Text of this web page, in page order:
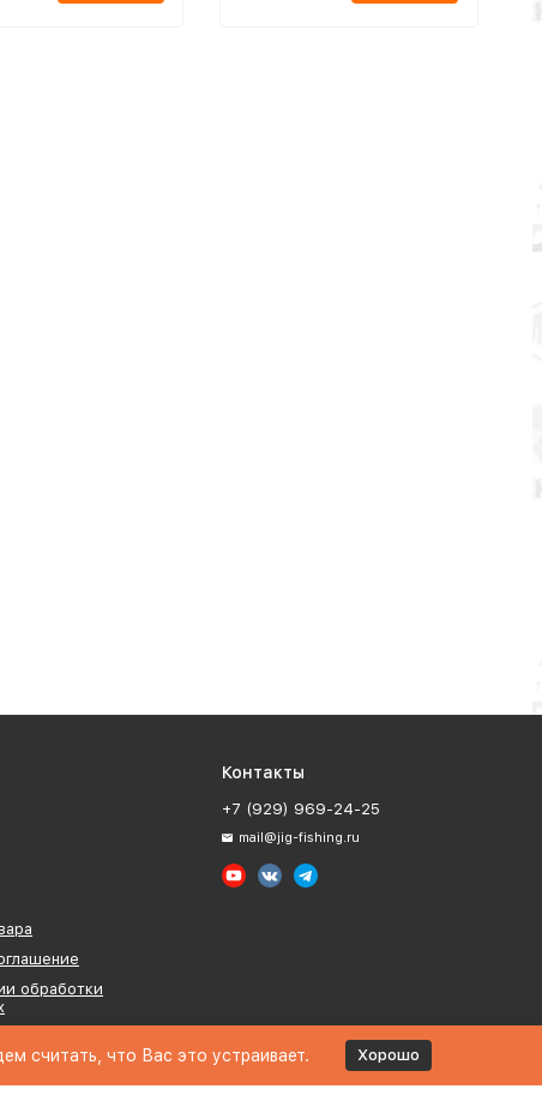
обработки
Контакты
+7 (929) 969-24-25
mail@jig-fishing.ru
считать, что Вас это устраивает. Хорошо